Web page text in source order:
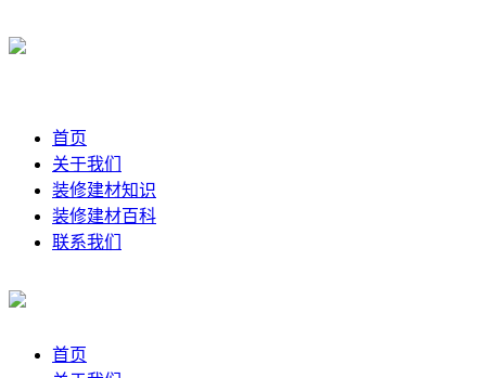
首页
关于我们
装修建材知识
装修建材百科
联系我们
首页